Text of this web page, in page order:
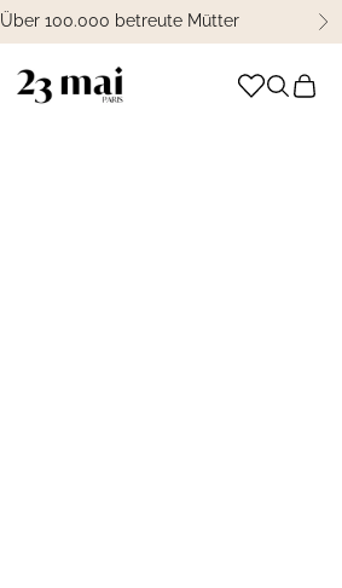
Über 100.000 betreute Mütter
23 Mai Paris Suche